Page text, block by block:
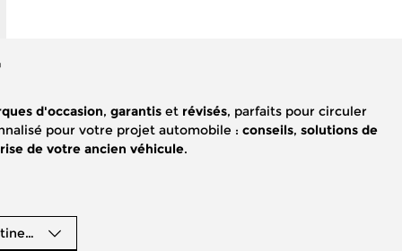
CONTACTEZ UN CONSEILLER
"PRO"
d'occasion, garantis et révisés, parfaits pour circuler
pour votre projet automobile : conseils, solutions de
de votre ancien véhicule.